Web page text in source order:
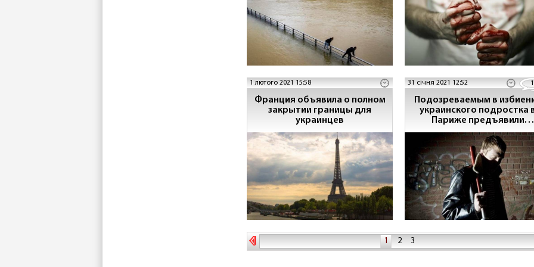
1 лютого 2021 15:58
Франция объявила о полном
закрытии границы для
украинцев
31 січня 2021 12:52 1
Подозреваемым в
украинского подростка
Париже предъявили
обвинения — СМИ
1 2 3